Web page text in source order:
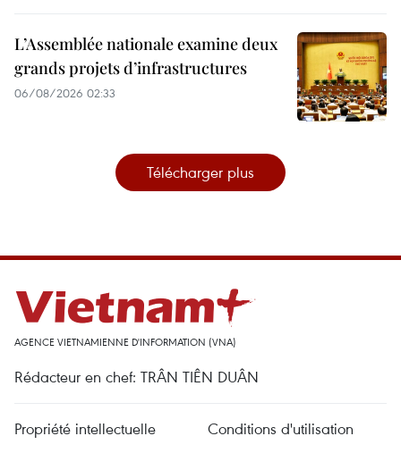
L’Assemblée nationale examine deux
grands projets d’infrastructures
06/08/2026 02:33
Télécharger plus
AGENCE VIETNAMIENNE D'INFORMATION (VNA)
Rédacteur en chef: TRÂN TIÊN DUÂN
Propriété intellectuelle
Conditions d'utilisation